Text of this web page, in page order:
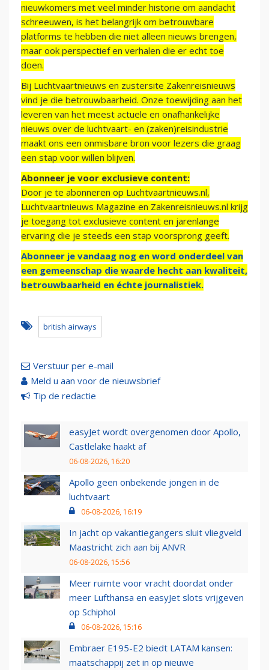
nieuwkomers met veel minder historie om aandacht
schreeuwen, is het belangrijk om betrouwbare
platforms te hebben die niet alleen nieuws brengen,
maar ook perspectief en verhalen die er echt toe
doen.
Bij Luchtvaartnieuws en zustersite Zakenreisnieuws
vind je die betrouwbaarheid. Onze toewijding aan het
leveren van het meest actuele en onafhankelijke
nieuws over de luchtvaart- en (zaken)reisindustrie
maakt ons een onmisbare bron voor lezers die graag
een stap voor willen blijven.
Abonneer je voor exclusieve content:
Door je te abonneren op Luchtvaartnieuws.nl,
Luchtvaartnieuws Magazine en Zakenreisnieuws.nl krijg
je toegang tot exclusieve content en jarenlange
ervaring die je steeds een stap voorsprong geeft.
Abonneer je vandaag nog en word onderdeel van
een gemeenschap die waarde hecht aan kwaliteit,
betrouwbaarheid en échte journalistiek.
british airways
Verstuur per e-mail
Meld u aan voor de nieuwsbrief
Tip de redactie
easyJet wordt overgenomen door Apollo,
Castlelake haakt af
06-08-2026, 16:20
Apollo geen onbekende jongen in de
luchtvaart
06-08-2026, 16:19
In jacht op vakantiegangers sluit vliegveld
Maastricht zich aan bij ANVR
06-08-2026, 15:56
Meer ruimte voor vracht doordat onder
meer Lufthansa en easyJet slots vrijgeven
op Schiphol
06-08-2026, 15:16
Embraer E195-E2 biedt LATAM kansen:
maatschappij zet in op nieuwe